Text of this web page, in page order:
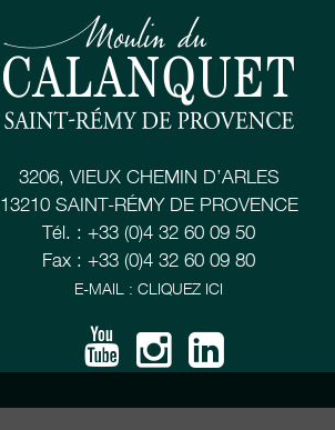
3206, VIEUX CHEMIN D’ARLES
13210 SAINT-RÉMY DE PROVENCE
Tél. : +33 (0)4 32 60 09 50
Fax : +33 (0)4 32 60 09 80
E-MAIL : CLIQUEZ ICI